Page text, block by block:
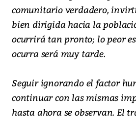
comunitario verdadero,
bien dirigida hacia la
ocurrirá tan pronto; lo peor
ocurra será muy tarde.
Seguir ignorando el factor
continuar con las mismas
hasta ahora se observan. El